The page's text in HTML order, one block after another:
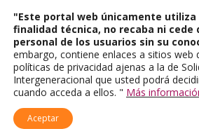
"Este portal web únicamente utiliza
finalidad técnica, no recaba ni cede
personal de los usuarios sin su
embargo, contiene enlaces a sitios web
políticas de privacidad ajenas a la de
Intergeneracional que usted podrá
cuando acceda a ellos. " Más
Aceptar